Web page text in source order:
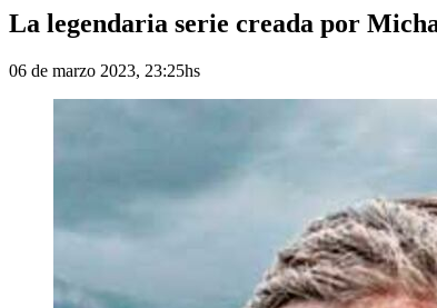
La legendaria serie creada por
06 de marzo 2023, 23:25hs